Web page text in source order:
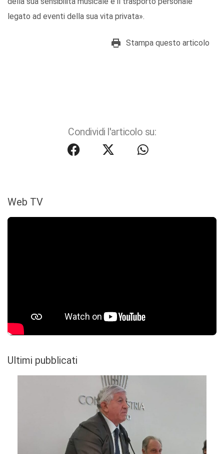
legato ad eventi della sua vita privata».
Stampa questo articolo
Condividi l'articolo su:
Web TV
Ultimi pubblicati